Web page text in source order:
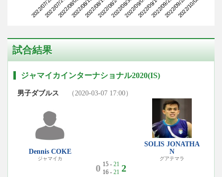
2022/07/202022/07/272022/08/032022/08/102022/08/172022/08/242022/08/312022/09/072022/09/142022/09/212022/09/282022/10/05
試合結果
ジャマイカインターナショナル2020(IS)
男子ダブルス （2020-03-07 17:00）
Dennis COKE
ジャマイカ
0 15 - 21
16 - 21 2
SOLIS JONATHA
N
グアテマラ